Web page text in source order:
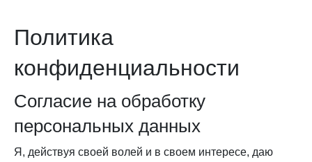
Политика
конфиденциальности
Согласие на обработку
персональных данных
Я, действуя своей волей и в своем интересе, даю